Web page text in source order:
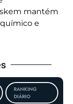
mantém
e
RANKING
DIÁRIO